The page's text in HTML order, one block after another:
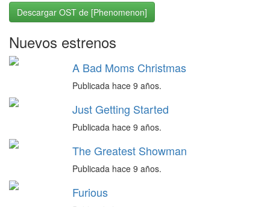
Descargar OST de [Phenomenon]
Nuevos estrenos
A Bad Moms Christmas
Publicada hace 9 años.
Just Getting Started
Publicada hace 9 años.
The Greatest Showman
Publicada hace 9 años.
Furious